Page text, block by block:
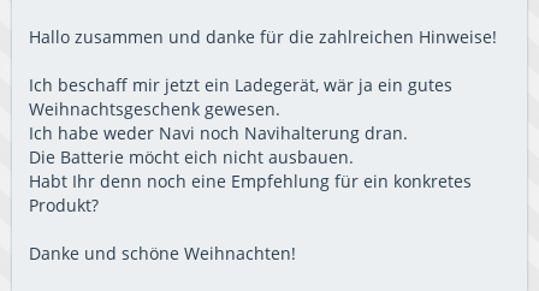
Hallo zusammen und danke für die zahlreichen Hinweise!
Ich beschaff mir jetzt ein Ladegerät, wär ja ein gutes
Weihnachtsgeschenk gewesen.
Ich habe weder Navi noch Navihalterung dran.
Die Batterie möcht eich nicht ausbauen.
Habt Ihr denn noch eine Empfehlung für ein konkretes
Produkt?
Danke und schöne Weihnachten!